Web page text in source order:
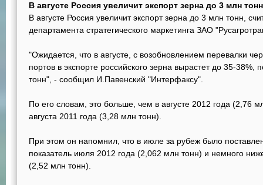
В августе Россия увеличит экспорт зерна до 3 млн тонн
В августе Россия увеличит экспорт зерна до 3 млн тонн,
департамента стратегического маркетинга ЗАО
"Ожидается, что в августе, с возобновлением перевалки
портов в экспорте российского зерна вырастет до 35-38%,
тонн", - сообщил И.Павенский "Интерфаксу".
По его словам, это больше, чем в августе 2012 года (2,76
августа 2011 года (3,28 млн тонн).
При этом он напомнил, что в июле за рубеж было
показатель июля 2012 года (2,062 млн тонн) и немного
(2,52 млн тонн).